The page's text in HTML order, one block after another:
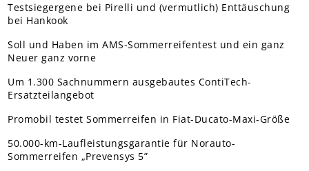
Testsiegergene bei Pirelli und (vermutlich) Enttäuschung
bei Hankook
Soll und Haben im AMS-Sommerreifentest und ein ganz
Neuer ganz vorne
Um 1.300 Sachnummern ausgebautes ContiTech-
Ersatzteilangebot
Promobil testet Sommerreifen in Fiat-Ducato-Maxi-Größe
50.000-km-Laufleistungsgarantie für Norauto-
Sommerreifen „Prevensys 5”